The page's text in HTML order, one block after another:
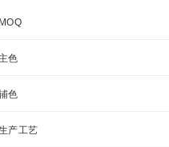
MOQ
主色
色
产工艺